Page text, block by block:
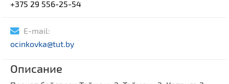
+375 29 556-25-54
E-mail:
ocinkovka@tut.by
Описание